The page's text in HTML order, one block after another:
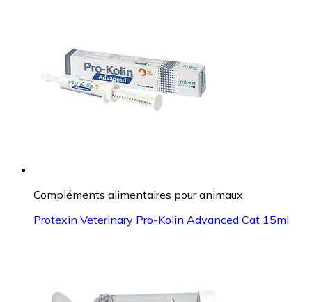
Compléments alimentaires pour animaux
Protexin Veterinary Pro-Kolin Advanced Cat 15ml